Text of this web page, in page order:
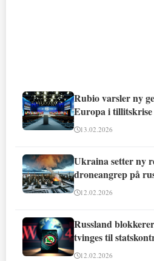
Rubio varsler ny
Europa i tillitskrise
13.02.2026
Ukraina setter ny
droneangrep på
12.02.2026
Russland
tvinges til
12.02.2026